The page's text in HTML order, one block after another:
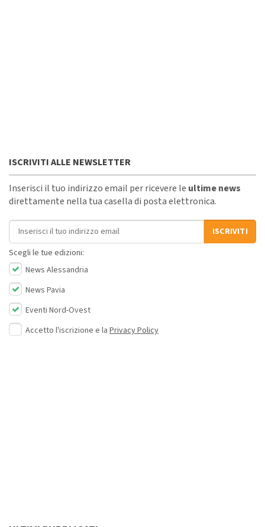
ISCRIVITI ALLE NEWSLETTER
Inserisci il tuo indirizzo email per ricevere le ultime news
direttamente nella tua casella di posta elettronica.
Indirizzo email
ISCRIVITI
Scegli le tue edizioni:
News Alessandria
News Pavia
Eventi Nord-Ovest
Accetto l'iscrizione e la Privacy Policy